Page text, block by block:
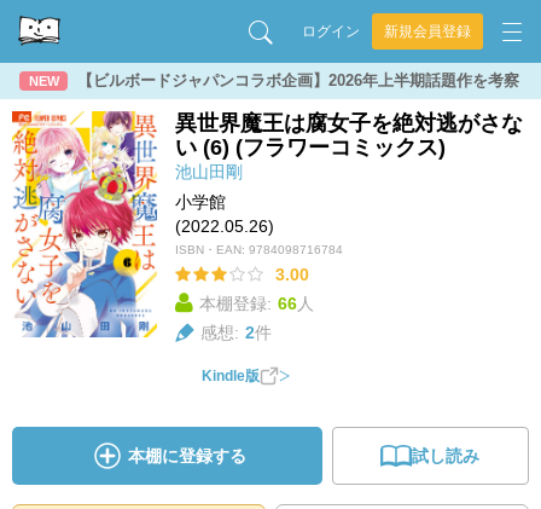
ログイン 新規会員登録
NEW 【ビルボードジャパンコラボ企画】2026年上半期話題作を考察
異世界魔王は腐女子を絶対逃がさな
い (6) (フラワーコミックス)
池山田剛
小学館
(2022.05.26)
ISBN・EAN: 9784098716784
3.00
本棚登録: 66人
感想: 2件
Kindle版
本棚に登録する 試し読み